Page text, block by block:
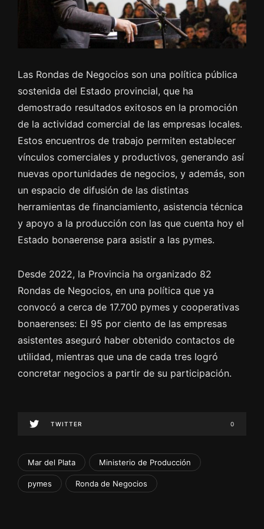
Las Rondas de Negocios son una política pública
sostenida del Estado provincial, que ha
demostrado resultados exitosos en la promoción
de la actividad comercial de las empresas locales.
Estos encuentros de trabajo permiten establecer
vínculos comerciales y productivos, generando así
nuevas oportunidades de negocios, y además, son
un espacio de difusión de las distintas
herramientas de financiamiento, asistencia técnica
y apoyo a la producción con las que cuenta hoy el
Estado bonaerense para asistir a las pymes.
Desde 2022, la Provincia ha organizado 82
Rondas de Negocios, en una política que ya
convocó a cerca de 17.700 pymes y cooperativas
bonaerenses: El 95 por ciento de las empresas
asistentes aseguró haber obtenido contactos de
utilidad, mientras que una de cada tres logró
concretar negocios a partir de su participación.
TWITTER 0
Mar del Plata Ministerio de Producción
pymes Ronda de Negocios